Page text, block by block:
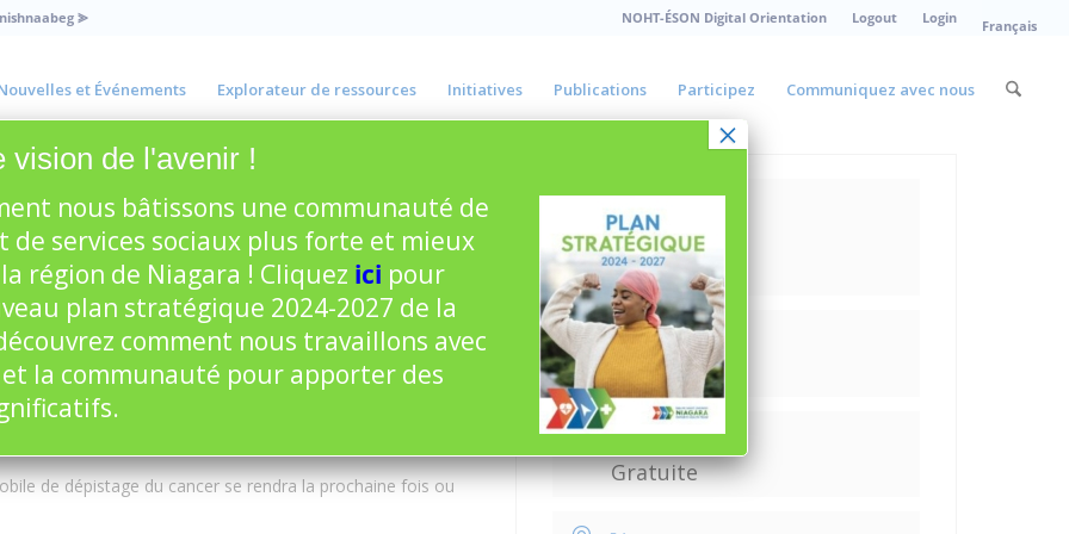
NOHT-ÉSON Digital Orientation Logout Login Français
⪢
et Événements Explorateur de ressources Initiatives Publications Participez Communiquez avec nous
du cancer – Port
régional de cancérologie de Hamilton Niagara
du sein, du col de l’utérus et du colon, et de l’aide
rendez-vous, composez le 905-975-4467 ou le numéro
de dépistage du cancer se rendra la prochaine fois ou
Date
Mar 13 2024
Expired!
Heure
9h00 - 15h00
Tarif
Gratuite
vision de l'avenir !
nous bâtissons une communauté de
de services sociaux plus forte et mieux
région de Niagara ! Cliquez ici pour
plan stratégique 2024-2027 de la
comment nous travaillons avec
la communauté pour apporter des
×